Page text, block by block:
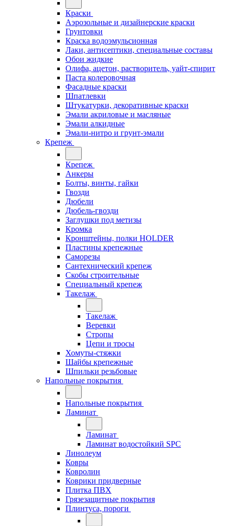
Краски
Аэрозольные и дизайнерские краски
Грунтовки
Краска водоэмульсионная
Лаки, антисептики, специальные составы
Обои жидкие
Олифа, ацетон, растворитель, уайт-спирит
Паста колеровочная
Фасадные краски
Шпатлевки
Штукатурки, декоративные краски
Эмали акриловые и масляные
Эмали алкидные
Эмали-нитро и грунт-эмали
Крепеж
Крепеж
Анкеры
Болты, винты, гайки
Гвозди
Дюбели
Дюбель-гвозди
Заглушки под метизы
Кромка
Кронштейны, полки НОLDER
Пластины крепежные
Саморезы
Сантехнический крепеж
Скобы строительные
Специальный крепеж
Такелаж
Такелаж
Веревки
Стропы
Цепи и тросы
Хомуты-стяжки
Шайбы крепежные
Шпильки резьбовые
Напольные покрытия
Напольные покрытия
Ламинат
Ламинат
Ламинат водостойкий SPC
Линолеум
Ковры
Ковролин
Коврики придверные
Плитка ПВХ
Грязезащитные покрытия
Плинтуса, пороги